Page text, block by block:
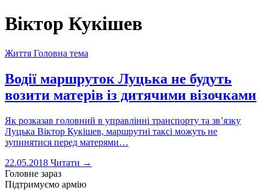
Віктор Кукішев
Життя Головна тема
Водії маршруток Луцька не будуть
возити матерів із дитячими візочками
Як розказав головний в управлінні транспорту та зв’язку
Луцька Віктор Кукішев, маршрутні таксі можуть не
зупинятися перед матерями…
22.05.2018 Читати →
Головне зараз
Підтримуємо армію